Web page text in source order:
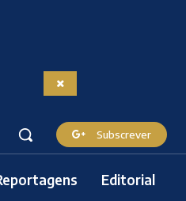
Subscrever
Editorial